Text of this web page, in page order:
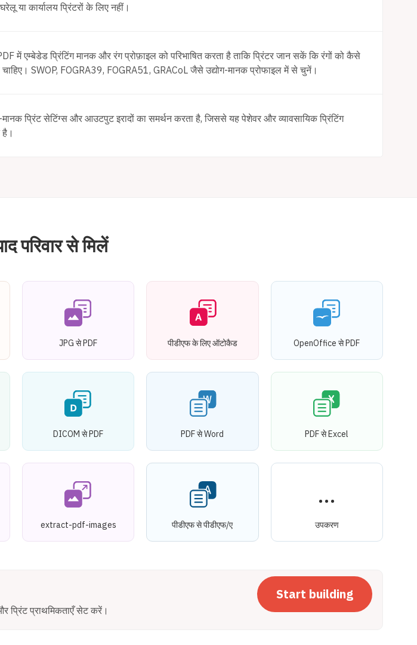
या कार्यालय प्रिंटरों के लिए नहीं।
में एम्बेडेड प्रिंटिंग मानक और रंग प्रोफ़ाइल को परिभाषित करता है ताकि प्रिंटर जान सकें कि रंगों को कैसे
चाहिए। SWOP, FOGRA39, FOGRA51, GRACoL जैसे उद्योग-मानक प्रोफाइल में से चुनें।
प्रिंट सेटिंग्स और आउटपुट इरादों का समर्थन करता है, जिससे यह पेशेवर और व्यावसायिक प्रिंटिंग
परिवार से मिलें
JPG से PDF पीडीएफ के लिए ऑटोकैड OpenOffice से PDF
DICOM से PDF PDF से Word PDF से Excel
extract-pdf-images पीडीएफ से पीडीएफ/ए उपकरण
प्रिंट प्राथमिकताएँ सेट करें।
Start building